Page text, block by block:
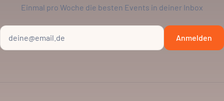
Einmal pro Woche die besten Events in deiner Inbox
Anmelden